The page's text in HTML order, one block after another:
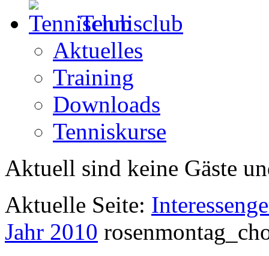
Tennisclub
Aktuelles
Training
Downloads
Tenniskurse
Aktuell sind keine Gäste
Aktuelle Seite:
Jahr 2010